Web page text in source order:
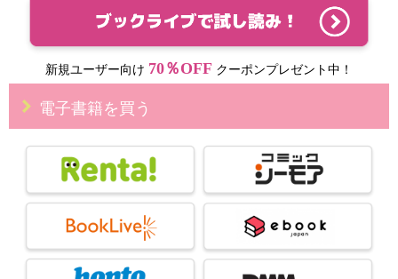
新規ユーザー向け 70％OFF クーポンプレゼント中！
電子書籍を買う